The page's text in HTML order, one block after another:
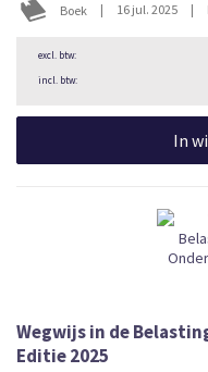
Boek | 16 jul. 2025 |
In
Wegwijs in de
Editie 2025